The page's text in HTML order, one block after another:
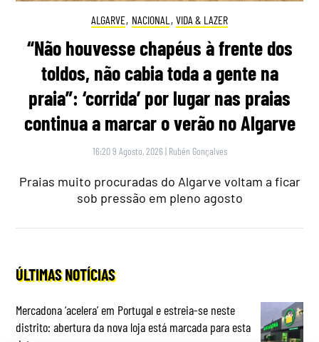
ALGARVE, NACIONAL , VIDA & LAZER
“Não houvesse chapéus à frente dos
toldos, não cabia toda a gente na
praia”: ‘corrida’ por lugar nas praias
continua a marcar o verão no Algarve
16:20 9 Agosto, 2026 | Rubén Gonçalves
Praias muito procuradas do Algarve voltam a ficar
sob pressão em pleno agosto
ÚLTIMAS NOTÍCIAS
Mercadona ‘acelera’ em Portugal e estreia-se neste
distrito: abertura da nova loja está marcada para esta